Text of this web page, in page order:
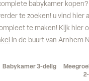
babykamer
te zoeken! u vind hier
te maken! Kijk hier
in de buurt van Arnhem
Babykamer 3-delig